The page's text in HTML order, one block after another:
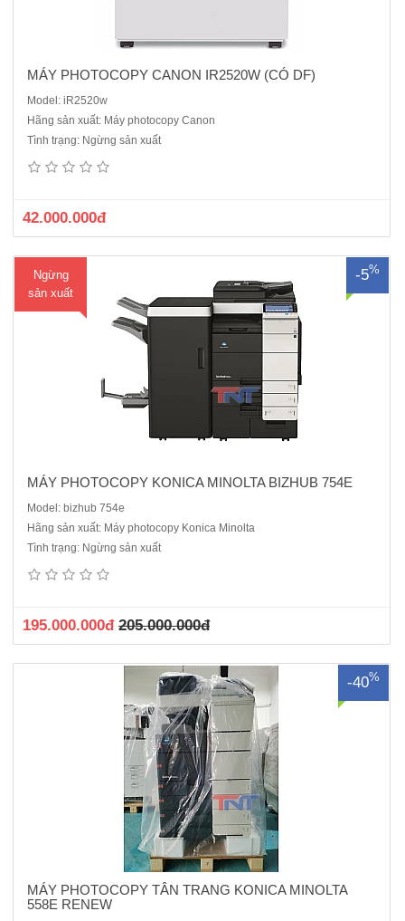
MÁY PHOTOCOPY CANON IR2520W (CÓ DF)
Model: iR2520w
Hãng sản xuất: Máy photocopy Canon
Tình trạng: Ngừng sản xuất
42.000.000đ
Ngừng
sản xuất
-5%
Máy photocopy Konica Minolta bizhub 654e ( Mới 100% Công Nghệ
cổng mạng)Tốc độ sao chụp: 75 bản/phút (A4) Khổ giấy sao chụp
MÁY PHOTOCOPY KONICA MINOLTA BIZHUB 754E
Model: bizhub 754e
Hãng sản xuất: Máy photocopy Konica Minolta
Tình trạng: Ngừng sản xuất
195.000.000đ 205.000.000đ
-40%
Máy Photocopy tân trang Konica Minolta 558e dòng máy đen trắng
phútBộ nạp và đảo bản gốc tự động: 300 tờBộ đảo bản sao tự động:
MÁY PHOTOCOPY TÂN TRANG KONICA MINOLTA
558E RENEW